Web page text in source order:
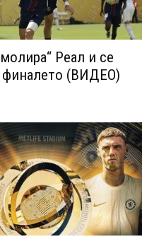
Реал и се
финалето (ВИДЕО)